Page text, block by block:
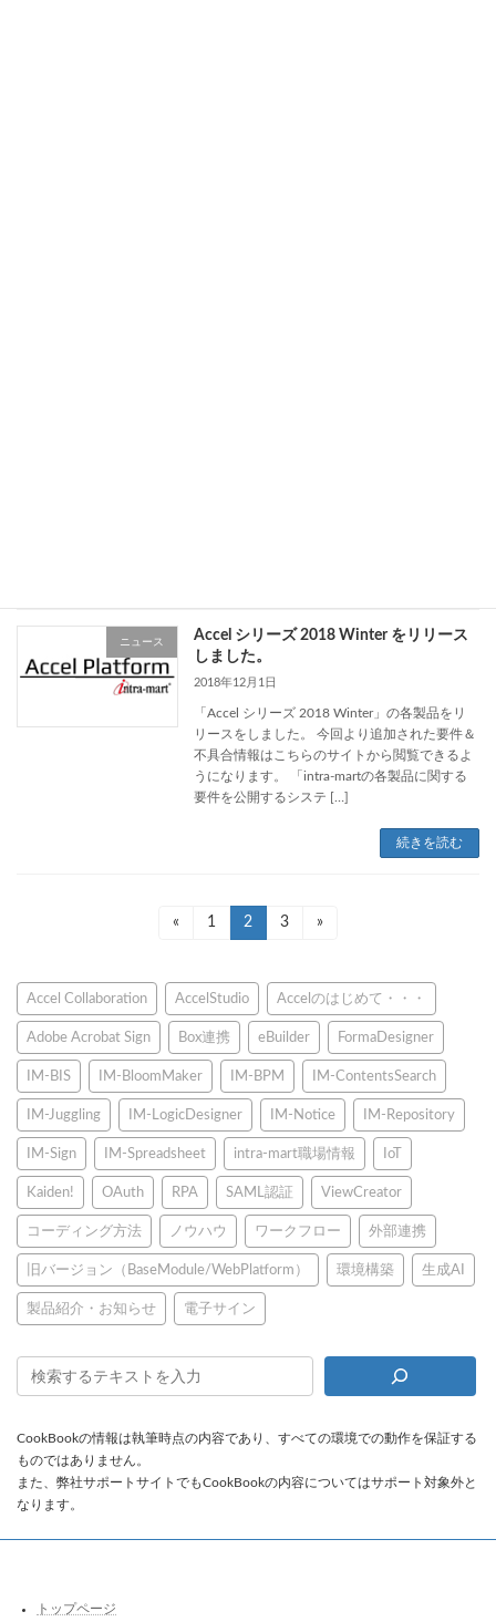
ニュース
Accel シリーズ 2018 Winter をリリース
しました。
2018年12月1日
「Accel シリーズ 2018 Winter」の各製品をリ
リースをしました。 今回より追加された要件＆
不具合情報はこちらのサイトから閲覧できるよ
うになります。 「intra-martの各製品に関する
要件を公開するシステ […]
続きを読む
の
ペ
ー
ジ
送
り
«
固
ー
ジ
1
固
定
ー
ジ
2
固
ー
ジ
3 »
Accel Collaboration AccelStudio Accelのはじめて・・・
Adobe Acrobat Sign Box連携 eBuilder FormaDesigner
IM-BIS IM-BloomMaker IM-BPM IM-ContentsSearch
IM-Juggling IM-LogicDesigner IM-Notice IM-Repository
IM-Sign IM-Spreadsheet intra-mart職場情報 IoT
Kaiden! OAuth RPA SAML認証 ViewCreator
コーディング方法 ノウハウ ワークフロー 外部連携
旧バージョン（BaseModule/WebPlatform） 環境構築 生成AI
製品紹介・お知らせ 電子サイン
CookBookの情報は執筆時点の内容であり、すべての環境での動作を保証する
ものではありません。
また、弊社サポートサイトでもCookBookの内容についてはサポート対象外と
なります。
トップページ